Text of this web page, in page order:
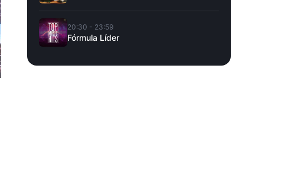
20:30 - 23:59
Fórmula Líder